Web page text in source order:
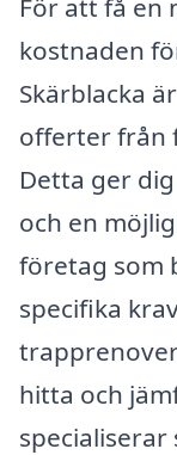
För att få en
kostnaden
Skärblacka
offerter från
Detta ger
och en
företag som
specifika
hitta och